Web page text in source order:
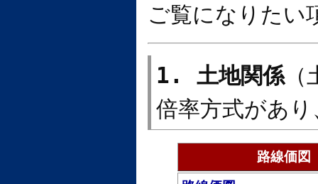
ご覧になりたい
1. 土地関係（
倍率方式があ
路線価図